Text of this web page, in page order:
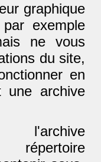
graphique
exemple
ne vous
du site,
en
une archive
l'archive